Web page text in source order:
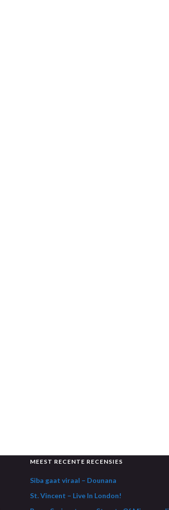
MEEST RECENTE RECENSIES
Siba gaat viraal – Dounana
St. Vincent – Live In London!